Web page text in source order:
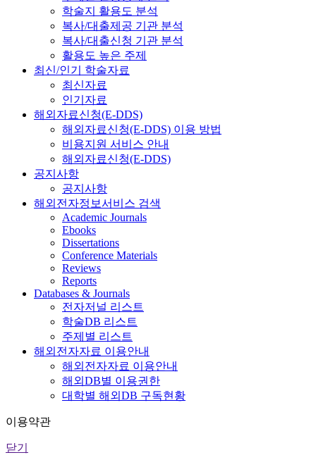
학술지 활용도 분석
복사/대출제공 기관 분석
복사/대출신청 기관 분석
활용도 높은 주제
최신/인기 학술자료
최신자료
인기자료
해외자료신청(E-DDS)
해외자료신청(E-DDS) 이용 방법
비용지원 서비스 안내
해외자료신청(E-DDS)
공지사항
공지사항
해외전자정보서비스 검색
Academic Journals
Ebooks
Dissertations
Conference Materials
Reviews
Reports
Databases & Journals
전자저널 리스트
학술DB 리스트
주제별 리스트
해외전자자료 이용안내
해외전자자료 이용안내
해외DB별 이용권한
대학별 해외DB 구독현황
이용약관
닫기